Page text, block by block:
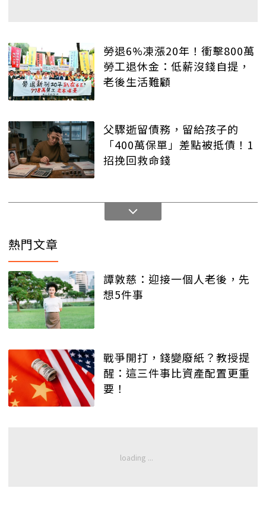
勞退6%凍漲20年！衝擊800萬
勞工退休金：低薪沒錢自提，
老後生活難顧
父驟逝留債務，留給孩子的
「400萬保單」差點被抵債！1
招挽回救命錢
熱門文章
譚敦慈：迎接一個人老後，先
想5件事
戰爭開打，錢變廢紙？教授提
醒：這三件事比資產配置更重
要！